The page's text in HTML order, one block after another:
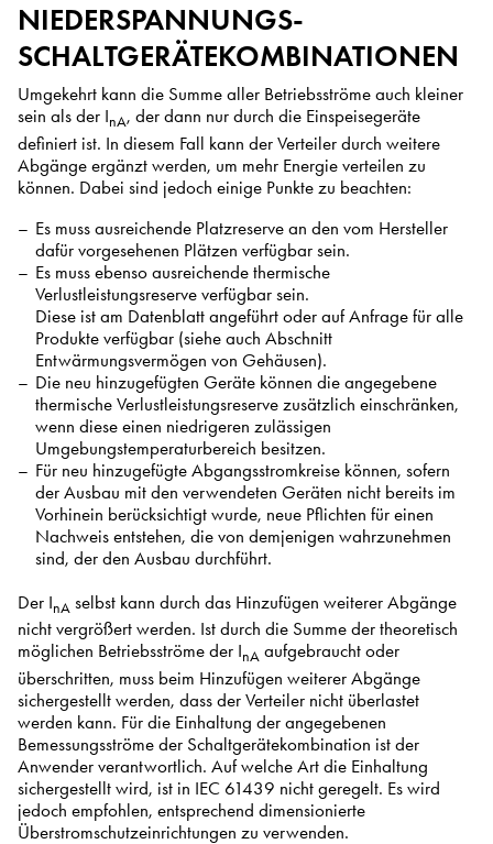
NIEDERSPANNUNGS-
SCHALTGERÄTEKOMBINATIONEN
Umgekehrt kann die Summe aller Betriebsströme auch kleiner
sein als der InA, der dann nur durch die Einspeisegeräte
definiert ist. In diesem Fall kann der Verteiler durch weitere
Abgänge ergänzt werden, um mehr Energie verteilen zu
können. Dabei sind jedoch einige Punkte zu beachten:
Es muss ausreichende Platzreserve an den vom Hersteller
dafür vorgesehenen Plätzen verfügbar sein.
Es muss ebenso ausreichende thermische
Verlustleistungsreserve verfügbar sein.
Diese ist am Datenblatt angeführt oder auf Anfrage für alle
Produkte verfügbar (siehe auch Abschnitt
Entwärmungsvermögen von Gehäusen).
Die neu hinzugefügten Geräte können die angegebene
thermische Verlustleistungsreserve zusätzlich einschränken,
wenn diese einen niedrigeren zulässigen
Umgebungstemperaturbereich besitzen.
Für neu hinzugefügte Abgangsstromkreise können, sofern
der Ausbau mit den verwendeten Geräten nicht bereits im
Vorhinein berücksichtigt wurde, neue Pflichten für einen
Nachweis entstehen, die von demjenigen wahrzunehmen
sind, der den Ausbau durchführt.
Der InA selbst kann durch das Hinzufügen weiterer Abgänge
nicht vergrößert werden. Ist durch die Summe der theoretisch
möglichen Betriebsströme der InA aufgebraucht oder
überschritten, muss beim Hinzufügen weiterer Abgänge
sichergestellt werden, dass der Verteiler nicht überlastet
werden kann. Für die Einhaltung der angegebenen
Bemessungsströme der Schaltgerätekombination ist der
Anwender verantwortlich. Auf welche Art die Einhaltung
sichergestellt wird, ist in IEC 61439 nicht geregelt. Es wird
jedoch empfohlen, entsprechend dimensionierte
Überstromschutzeinrichtungen zu verwenden.